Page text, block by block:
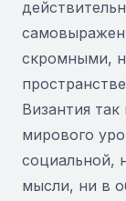
скромными,
Византия
мирового
социальной,
мысли, ни в